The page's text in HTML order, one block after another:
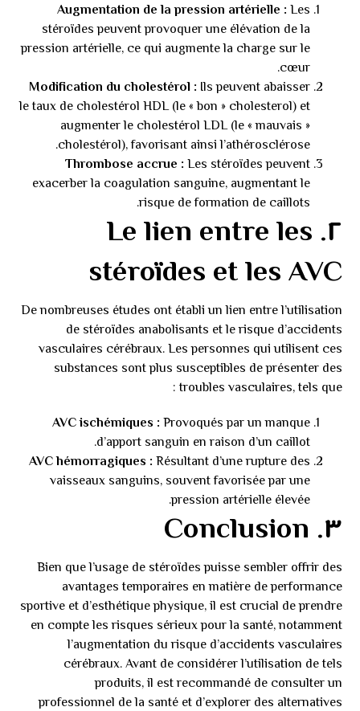
Augmentation de la pression artérielle : Les
stéroïdes peuvent provoquer une élévation de la
pression artérielle, ce qui augmente la charge sur le
cœur.
Modification du cholestérol : Ils peuvent abaisser
le taux de cholestérol HDL (le « bon » cholesterol) et
augmenter le cholestérol LDL (le « mauvais »
cholestérol), favorisant ainsi l’athérosclérose.
Thrombose accrue : Les stéroïdes peuvent
exacerber la coagulation sanguine, augmentant le
risque de formation de caillots.
٢. Le lien entre les
stéroïdes et les AVC
De nombreuses études ont établi un lien entre l’utilisation
de stéroïdes anabolisants et le risque d’accidents
vasculaires cérébraux. Les personnes qui utilisent ces
substances sont plus susceptibles de présenter des
troubles vasculaires, tels que :
AVC ischémiques : Provoqués par un manque
d’apport sanguin en raison d’un caillot.
AVC hémorragiques : Résultant d’une rupture des
vaisseaux sanguins, souvent favorisée par une
pression artérielle élevée.
٣. Conclusion
Bien que l’usage de stéroïdes puisse sembler offrir des
avantages temporaires en matière de performance
sportive et d’esthétique physique, il est crucial de prendre
en compte les risques sérieux pour la santé, notamment
l’augmentation du risque d’accidents vasculaires
cérébraux. Avant de considérer l’utilisation de tels
produits, il est recommandé de consulter un
professionnel de la santé et d’explorer des alternatives